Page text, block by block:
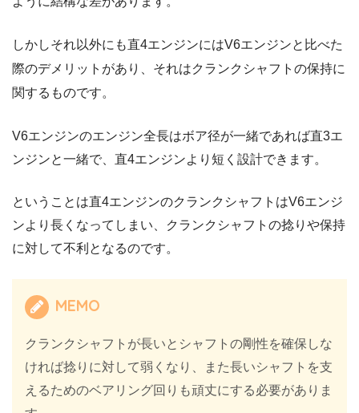
しかしそれ以外にも直4エンジンにはV6エンジンと比べた
際のデメリットがあり、それはクランクシャフトの保持に
関するものです。
V6エンジンのエンジン全長はボア径が一緒であれば直3エ
ンジンと一緒で、直4エンジンより短く設計できます。
ということは直4エンジンのクランクシャフトはV6エンジ
ンより長くなってしまい、クランクシャフトの捻りや保持
に対して不利となるのです。
MEMO
クランクシャフトが長いとシャフトの剛性を確保しな
ければ捻りに対して弱くなり、また長いシャフトを支
えるためのベアリング回りも頑丈にする必要がありま